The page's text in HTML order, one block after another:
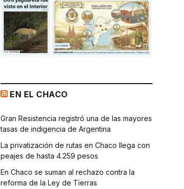
EN EL CHACO
Gran Resistencia registró una de las mayores
tasas de indigencia de Argentina
La privatización de rutas en Chaco llega con
peajes de hasta 4.259 pesos
En Chaco se suman al rechazo contra la
reforma de la Ley de Tierras